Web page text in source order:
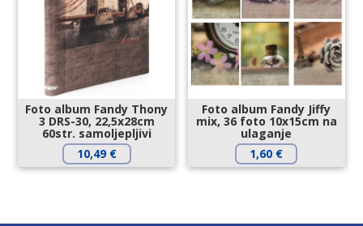
Foto album Fandy Thony
3 DRS-30, 22,5x28cm
60str. samoljepljivi
10,49 €
Foto album Fandy Jiffy
mix, 36 foto 10x15cm na
ulaganje
1,60 €